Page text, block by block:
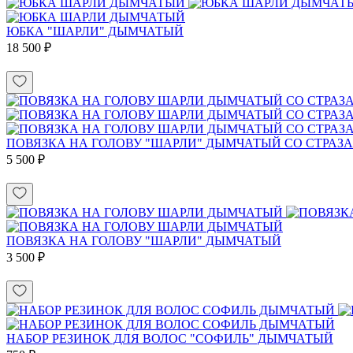
ЮБКА "ШАРЛИ" ДЫМЧАТЫЙ
18 500 ₽
ПОВЯЗКА НА ГОЛОВУ "ШАРЛИ" ДЫМЧАТЫЙ СО
5 500 ₽
ПОВЯЗКА НА ГОЛОВУ "ШАРЛИ" ДЫМЧАТЫЙ
3 500 ₽
НАБОР РЕЗИНОК ДЛЯ ВОЛОС "СОФИЛЬ" ДЫМЧАТЫЙ